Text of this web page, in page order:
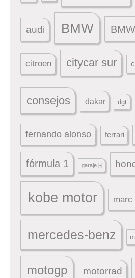
audi BMW
citroen citycar sur
consejos dakar dgt
fernando alonso ferrari
fórmula 1 garaje j-j
kobe motor marc
mercedes-benz
motogp motorrad